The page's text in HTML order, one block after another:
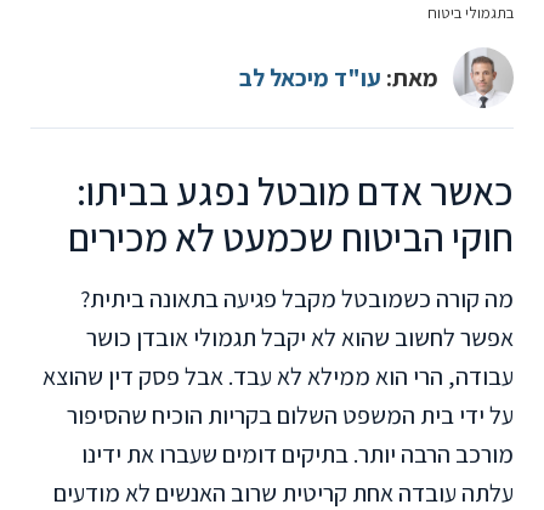
בתגמולי ביטוח
מאת: עו"ד מיכאל לב
כאשר אדם מובטל נפגע בביתו:
חוקי הביטוח שכמעט לא מכירים
מה קורה כשמובטל מקבל פגיעה בתאונה ביתית?
אפשר לחשוב שהוא לא יקבל תגמולי אובדן כושר
עבודה, הרי הוא ממילא לא עבד. אבל פסק דין שהוצא
על ידי בית המשפט השלום בקריות הוכיח שהסיפור
מורכב הרבה יותר. בתיקים דומים שעברו את ידינו
עלתה עובדה אחת קריטית שרוב האנשים לא מודעים